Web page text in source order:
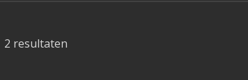
2 resultaten